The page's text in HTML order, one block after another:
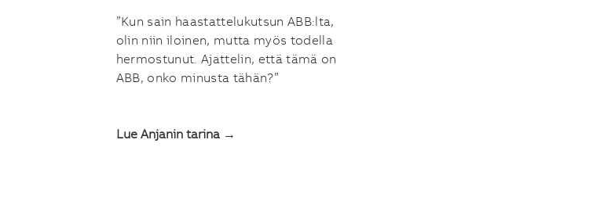
”Kun sain haastattelukutsun ABB:lta,
olin niin iloinen, mutta myös todella
hermostunut. Ajattelin, että tämä on
ABB, onko minusta tähän?”
Lue Anjanin tarina →